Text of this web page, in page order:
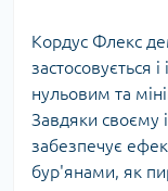
Кордус Флекс
застосовується
нульовим та
Завдяки своєму
забезпечує
бур'янами, як